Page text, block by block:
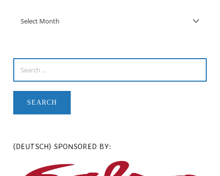
(DEUTSCH) SPONSORED BY: